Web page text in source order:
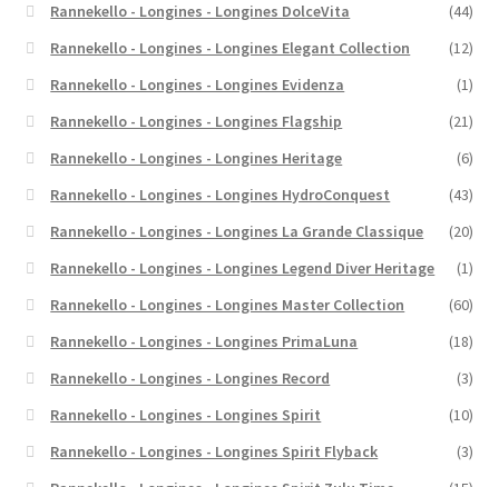
Rannekello - Longines - Longines DolceVita
(44)
Rannekello - Longines - Longines Elegant Collection
(12)
Rannekello - Longines - Longines Evidenza
(1)
Rannekello - Longines - Longines Flagship
(21)
Rannekello - Longines - Longines Heritage
(6)
Rannekello - Longines - Longines HydroConquest
(43)
Rannekello - Longines - Longines La Grande Classique
(20)
Rannekello - Longines - Longines Legend Diver Heritage
(1)
Rannekello - Longines - Longines Master Collection
(60)
Rannekello - Longines - Longines PrimaLuna
(18)
Rannekello - Longines - Longines Record
(3)
Rannekello - Longines - Longines Spirit
(10)
Rannekello - Longines - Longines Spirit Flyback
(3)